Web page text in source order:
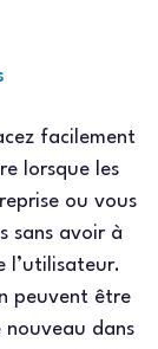
facilement
lorsque les
ou vous
sans avoir à
l’utilisateur.
peuvent être
nouveau dans